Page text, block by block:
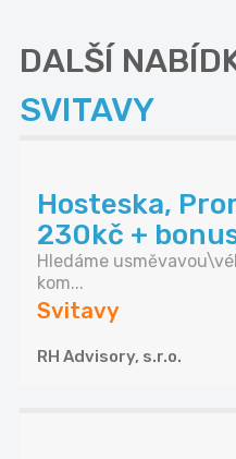
DALŠÍ
SVITAVY
Hosteska,
230kč +
Hledáme
kom...
Svitavy
RH Advisory, s.r.o.